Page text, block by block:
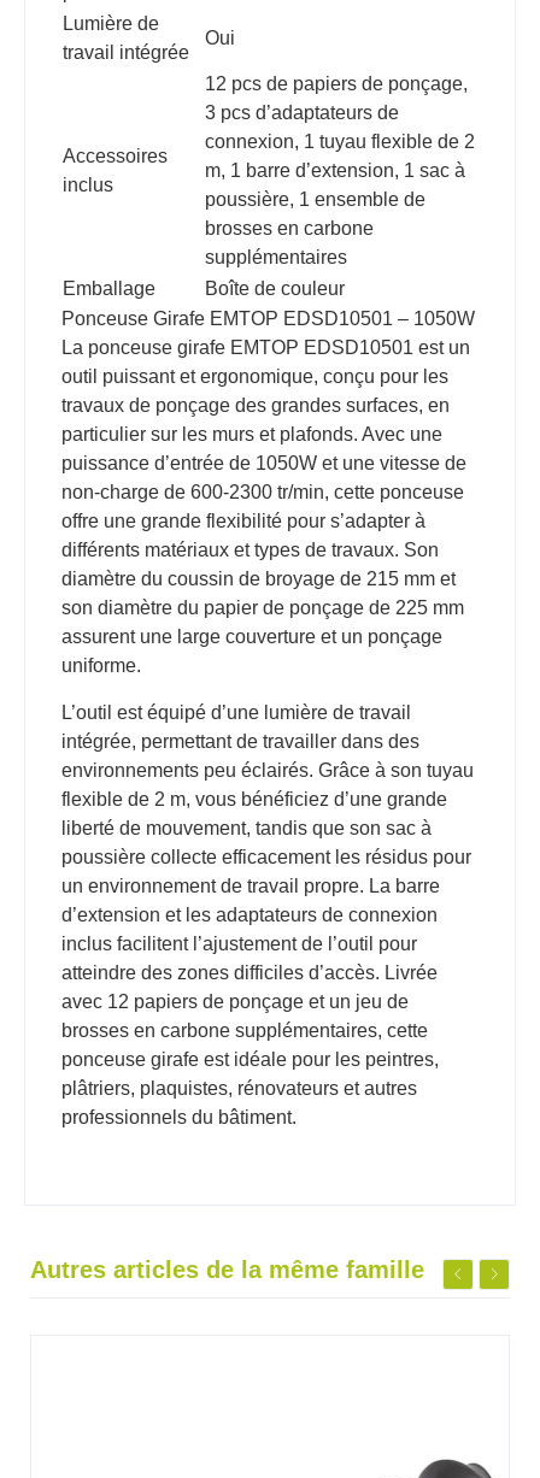
Lumière de
travail intégrée
Oui
Accessoires
inclus
12 pcs de papiers de ponçage,
3 pcs d’adaptateurs de
connexion, 1 tuyau flexible de 2
m, 1 barre d’extension, 1 sac à
poussière, 1 ensemble de
brosses en carbone
supplémentaires
Emballage
Boîte de couleur
Ponceuse Girafe EMTOP EDSD10501 – 1050W
La ponceuse girafe EMTOP EDSD10501 est un
outil puissant et ergonomique, conçu pour les
travaux de ponçage des grandes surfaces, en
particulier sur les murs et plafonds. Avec une
puissance d’entrée de 1050W et une vitesse de
non-charge de 600-2300 tr/min, cette ponceuse
offre une grande flexibilité pour s’adapter à
différents matériaux et types de travaux. Son
diamètre du coussin de broyage de 215 mm et
son diamètre du papier de ponçage de 225 mm
assurent une large couverture et un ponçage
uniforme.
L’outil est équipé d’une lumière de travail
intégrée, permettant de travailler dans des
environnements peu éclairés. Grâce à son tuyau
flexible de 2 m, vous bénéficiez d’une grande
liberté de mouvement, tandis que son sac à
poussière collecte efficacement les résidus pour
un environnement de travail propre. La barre
d’extension et les adaptateurs de connexion
inclus facilitent l’ajustement de l’outil pour
atteindre des zones difficiles d’accès. Livrée
avec 12 papiers de ponçage et un jeu de
brosses en carbone supplémentaires, cette
ponceuse girafe est idéale pour les peintres,
plâtriers, plaquistes, rénovateurs et autres
professionnels du bâtiment.
Autres articles de la même famille